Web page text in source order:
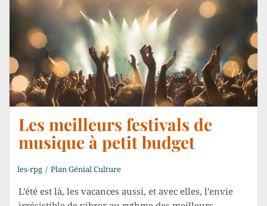
Les meilleurs festivals de
musique à petit budget
les-rpg Plan Génial Culture
L’été est là, les vacances aussi, et avec elles, l’envie